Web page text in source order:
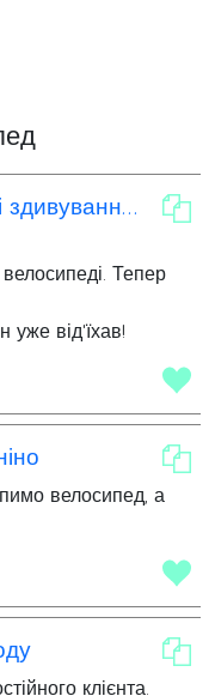
Велосипедні успіхи малюка і здивування білявки
Тепер
уже від'їхав!
велосипед, а
клієнта.